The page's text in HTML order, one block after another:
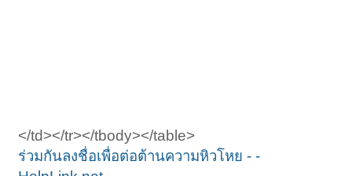
</td></tr></tbody></table>
ร่วมกันลงชื่อเพื่อต่อต้านความหิวโหย - -